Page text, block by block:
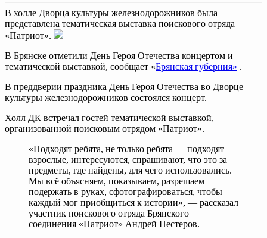
В холле Дворца культуры железнодорожников была
представлена тематическая выставка поискового отряда
«Патриот».
В Брянске отметили День Героя Отечества концертом и
тематической выставкой, сообщает «Брянская губерния» .
В преддверии праздника День Героя Отечества во Дворце
культуры железнодорожников состоялся концерт.
Холл ДК встречал гостей тематической выставкой,
организованной поисковым отрядом «Патриот».
«Подходят ребята, не только ребята — подходят
взрослые, интересуются, спрашивают, что это за
предметы, где найдены, для чего использовались.
Мы всё объясняем, показываем, разрешаем
подержать в руках, сфотографироваться, чтобы
каждый мог приобщиться к истории», — рассказал
участник поискового отряда Брянского
соединения «Патриот» Андрей Нестеров.